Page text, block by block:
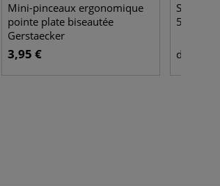
Mini-pinceaux ergonomique
pointe plate biseautée
Gerstaecker
3,95 €
Spalter
5096
dès